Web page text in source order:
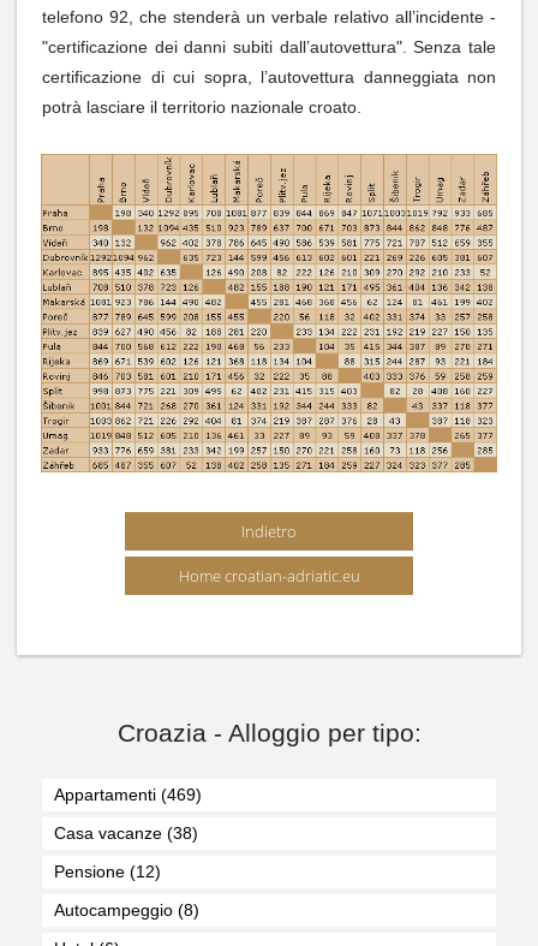
telefono 92, che stenderà un verbale relativo all’incidente -
"certificazione dei danni subiti dall’autovettura". Senza tale
certificazione di cui sopra, l’autovettura danneggiata non
potrà lasciare il territorio nazionale croato.
Indietro
Home croatian-adriatic.eu
Croazia - Alloggio per tipo:
Appartamenti (469)
Casa vacanze (38)
Pensione (12)
Autocampeggio (8)